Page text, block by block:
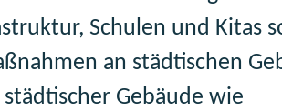
Schulen und Kitas
an städtischen
Gebäude wie